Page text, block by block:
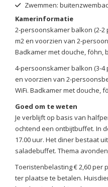
Zwemmen:
Kamerinformatie
2-persoonskamer balkon (2-2
m2 en voorzien van 2-
Badkamer met douche, föhn,
4-persoonskamer balkon (3-4
en voorzien van 2-
WiFi. Badkamer met douche,
Goed om te weten
Je verblijft op basis van
ochtend een ontbijtbuffet. In
17.00 uur. Het diner bestaat
saladebuffet. Thema
Toeristenbelasting € 2,60 per
ter plaatse te betalen.